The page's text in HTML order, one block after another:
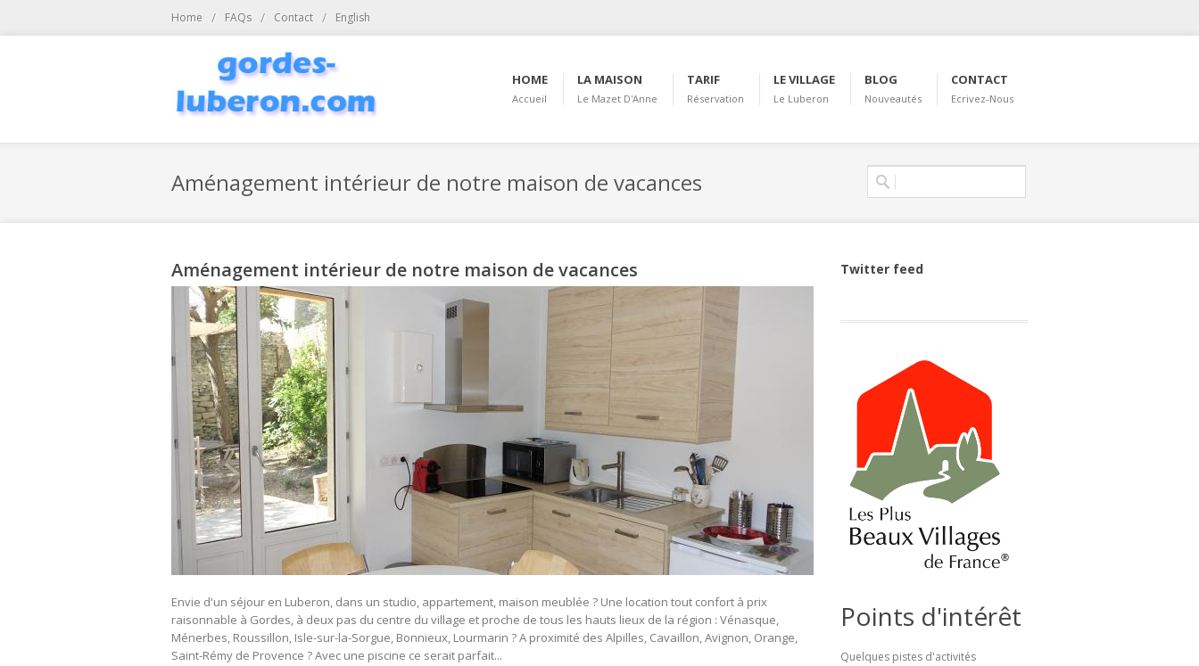
Home / FAQs / Contact / English
HOME
Accueil
LA MAISON
Le Mazet D'Anne
TARIF
Réservation
LE VILLAGE
Le Luberon
BLOG
Nouveautés
CONTACT
Ecrivez-Nous
Aménagement intérieur de notre maison de vacances
Formulaire de
recherche
Rechercher
Aménagement intérieur de notre maison de vacances
Envie d'un séjour en Luberon, dans un studio, appartement, maison meublée ? Une location tout confort à prix
raisonnable à Gordes, à deux pas du centre du village et proche de tous les hauts lieux de la région : Vénasque,
Ménerbes, Roussillon, Isle-sur-la-Sorgue, Bonnieux, Lourmarin ? A proximité des Alpilles, Cavaillon, Avignon, Orange,
Saint-Rémy de Provence ? Avec une piscine ce serait parfait...
Twitter feed
Points d'intérêt
Quelques pistes d'activités